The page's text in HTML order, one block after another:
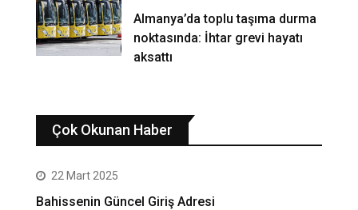
Almanya’da toplu taşıma durma
noktasında: İhtar grevi hayatı
aksattı
Çok Okunan Haber
22 Mart 2025
Bahissenin Güncel Giriş Adresi